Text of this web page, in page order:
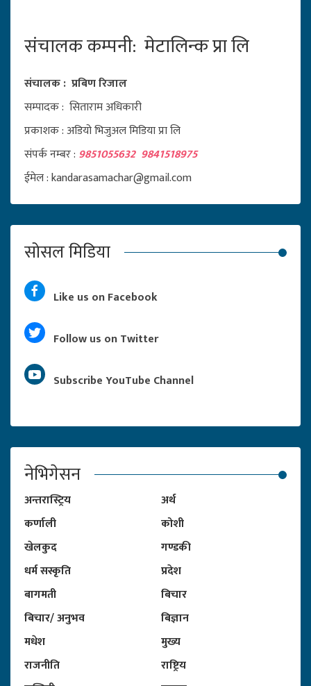
संचालक कम्पनी: मेटालिन्क प्रा लि
संचालक : प्रबिण रिजाल
सम्पादक : सिताराम अधिकारी
प्रकाशक : अडियो भिजुअल मिडिया प्रा लि
संपर्क नम्बर : 9851055632 9841518975
ईमेल : kandarasamachar@gmail.com
सोसल मिडिया
Like us on Facebook
Follow us on Twitter
Subscribe YouTube Channel
नेभिगेसन
अन्तरास्ट्रिय
अर्थ
कर्णाली
कोशी
खेलकुद
गण्डकी
धर्म सस्कृति
प्रदेश
बागमती
बिचार
बिचार/ अनुभव
बिज्ञान
मधेश
मुख्य
राजनीति
राष्ट्रिय